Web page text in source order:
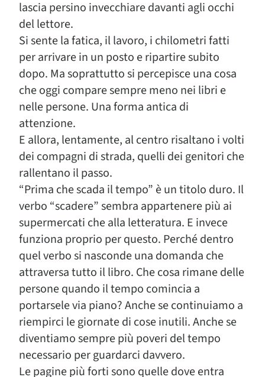
lascia persino invecchiare davanti agli occhi
del lettore.
Si sente la fatica, il lavoro, i chilometri fatti
per arrivare in un posto e ripartire subito
dopo. Ma soprattutto si percepisce una cosa
che oggi compare sempre meno nei libri e
nelle persone. Una forma antica di
attenzione.
E allora, lentamente, al centro risaltano i volti
dei compagni di strada, quelli dei genitori che
rallentano il passo.
“Prima che scada il tempo” è un titolo duro. Il
verbo “scadere” sembra appartenere più ai
supermercati che alla letteratura. E invece
funziona proprio per questo. Perché dentro
quel verbo si nasconde una domanda che
attraversa tutto il libro. Che cosa rimane delle
persone quando il tempo comincia a
portarsele via piano? Anche se continuiamo a
riempirci le giornate di cose inutili. Anche se
diventiamo sempre più poveri del tempo
necessario per guardarci davvero.
Le pagine più forti sono quelle dove entra